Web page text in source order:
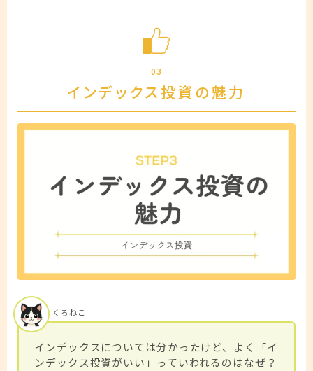
03
インデックス投資の魅力
インデックスについては分かったけど、よく「イ
ンデックス投資がいい」っていわれるのはなぜ？
くろねこ